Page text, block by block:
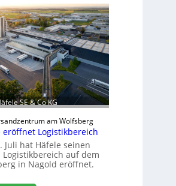
u
n
f
t
s
c
h
i
n
e
n
b
a
u
d
i
g
i
t
SE & Co KG
am Wolfsberg
eröffnet Logistikbereich
Juli hat Häfele seinen
Logistikbereich auf dem
in Nagold eröffnet.